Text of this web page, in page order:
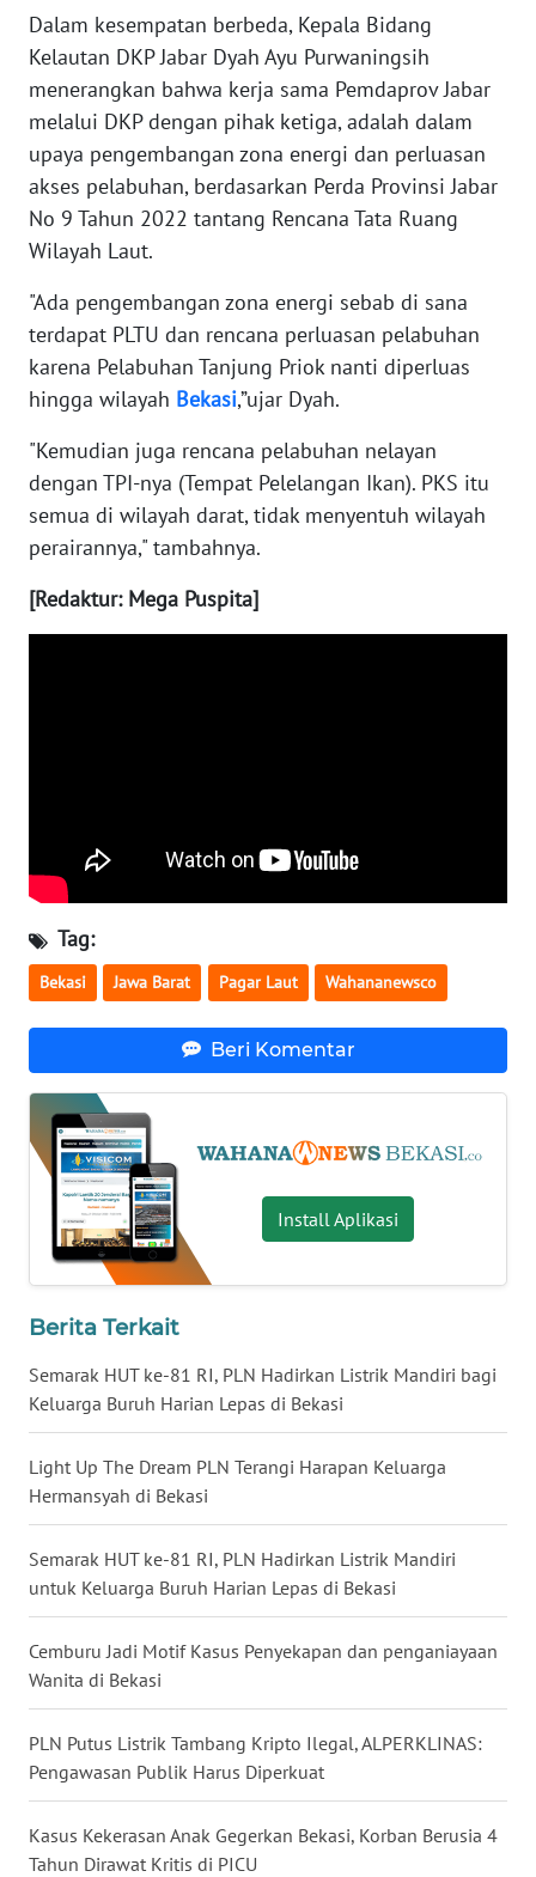
Dalam kesempatan berbeda, Kepala Bidang
Kelautan DKP Jabar Dyah Ayu Purwaningsih
menerangkan bahwa kerja sama Pemdaprov Jabar
melalui DKP dengan pihak ketiga, adalah dalam
upaya pengembangan zona energi dan perluasan
akses pelabuhan, berdasarkan Perda Provinsi Jabar
No 9 Tahun 2022 tantang Rencana Tata Ruang
Wilayah Laut.
"Ada pengembangan zona energi sebab di sana
terdapat PLTU dan rencana perluasan pelabuhan
karena Pelabuhan Tanjung Priok nanti diperluas
hingga wilayah Bekasi,”ujar Dyah.
"Kemudian juga rencana pelabuhan nelayan
dengan TPI-nya (Tempat Pelelangan Ikan). PKS itu
semua di wilayah darat, tidak menyentuh wilayah
perairannya," tambahnya.
[Redaktur: Mega Puspita]
Tag:
Bekasi Jawa Barat Pagar Laut Wahananewsco
Beri Komentar
Install Aplikasi
Berita Terkait
Semarak HUT ke-81 RI, PLN Hadirkan Listrik Mandiri bagi
Keluarga Buruh Harian Lepas di Bekasi
Light Up The Dream PLN Terangi Harapan Keluarga
Hermansyah di Bekasi
Semarak HUT ke-81 RI, PLN Hadirkan Listrik Mandiri
untuk Keluarga Buruh Harian Lepas di Bekasi
Cemburu Jadi Motif Kasus Penyekapan dan penganiayaan
Wanita di Bekasi
PLN Putus Listrik Tambang Kripto Ilegal, ALPERKLINAS:
Pengawasan Publik Harus Diperkuat
Kasus Kekerasan Anak Gegerkan Bekasi, Korban Berusia 4
Tahun Dirawat Kritis di PICU
WN
KALTARA
KALSEL
WN
KALTIM
WN
SULSEL
WN
WN
SULUT
WN
MALUKU
DANAU
TOBA
WN
NIAS
LANGKAT
WN
TAPANULI
SELATAN
WN
TANJUNG
WN
KARO
WN
SIMALUNGUN
WN
LABUHANBATU
TAPANULI
TENGAH
WN DELI
SERDANG
WN
TEBING